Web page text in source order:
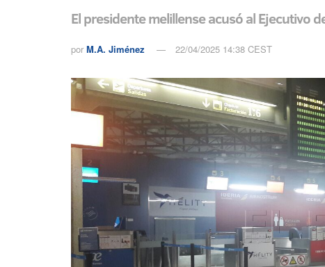
El presidente melillense acusó al Ejecutivo
por M.A. Jiménez 22/04/2025 14:38 CEST